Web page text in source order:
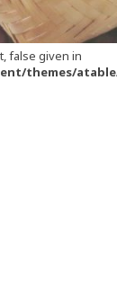
false given in
themes/